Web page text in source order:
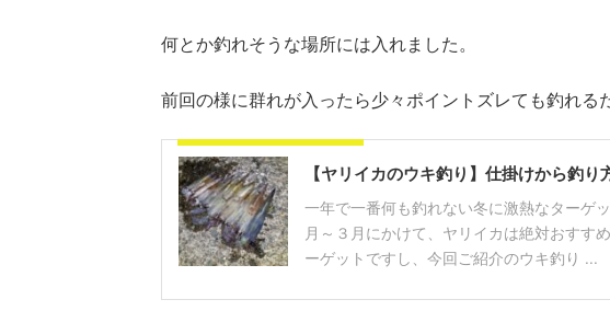
何とか釣れそうな場所には入れました。
前回の様に群れが入ったら少々ポイントズレても釣れる
【ヤリイカのウキ釣り】仕掛けから釣り
一年で一番何も釣れない冬に激熱なターゲ
月～３月にかけて、ヤリイカは絶対おすす
ーゲットですし、今回ご紹介のウキ釣り ...